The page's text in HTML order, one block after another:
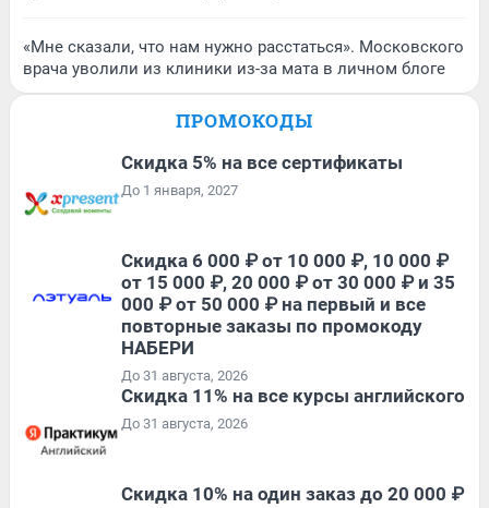
«Мне сказали, что нам нужно расстаться». Московского
врача уволили из клиники из-за мата в личном блоге
ПРОМОКОДЫ
Скидка 5% на все сертификаты
До 1 января, 2027
Скидка 6 000 ₽ от 10 000 ₽, 10 000 ₽
от 15 000 ₽, 20 000 ₽ от 30 000 ₽ и 35
000 ₽ от 50 000 ₽ на первый и все
повторные заказы по промокоду
НАБЕРИ
До 31 августа, 2026
Скидка 11% на все курсы английского
До 31 августа, 2026
Скидка 10% на один заказ до 20 000 ₽